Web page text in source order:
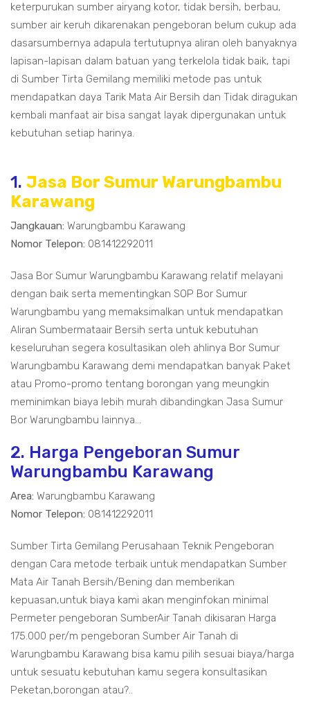
keterpurukan sumber airyang kotor, tidak bersih, berbau,
sumber air keruh dikarenakan pengeboran belum cukup ada
dasarsumbernya adapula tertutupnya aliran oleh banyaknya
lapisan-lapisan dalam batuan yang terkelola tidak baik, tapi
di Sumber Tirta Gemilang memiliki metode pas untuk
mendapatkan daya Tarik Mata Air Bersih dan Tidak diragukan
kembali manfaat air bisa sangat layak dipergunakan untuk
kebutuhan setiap harinya.
1. Jasa Bor Sumur Warungbambu
Karawang
Jangkauan: Warungbambu Karawang
Nomor Telepon: 081412292011
Jasa Bor Sumur Warungbambu Karawang relatif melayani
dengan baik serta mementingkan SOP Bor Sumur
Warungbambu yang memaksimalkan untuk mendapatkan
Aliran Sumbermataair Bersih serta untuk kebutuhan
keseluruhan segera kosultasikan oleh ahlinya Bor Sumur
Warungbambu Karawang demi mendapatkan banyak Paket
atau Promo-promo tentang borongan yang meungkin
meminimkan biaya lebih murah dibandingkan Jasa Sumur
Bor Warungbambu lainnya...
2. Harga Pengeboran Sumur
Warungbambu Karawang
Area: Warungbambu Karawang
Nomor Telepon: 081412292011
Sumber Tirta Gemilang Perusahaan Teknik Pengeboran
dengan Cara metode terbaik untuk mendapatkan Sumber
Mata Air Tanah Bersih/Bening dan memberikan
kepuasan,untuk biaya kami akan menginfokan minimal
Permeter pengeboran SumberAir Tanah dikisaran Harga
175.000 per/m pengeboran Sumber Air Tanah di
Warungbambu Karawang bisa kamu pilih sesuai biaya/harga
untuk sesuatu kebutuhan kamu segera konsultasikan
Peketan,borongan atau?..